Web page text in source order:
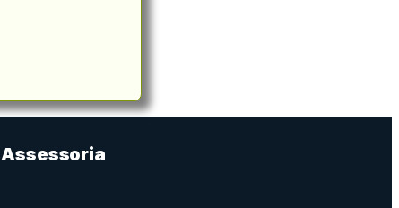
Assessoria